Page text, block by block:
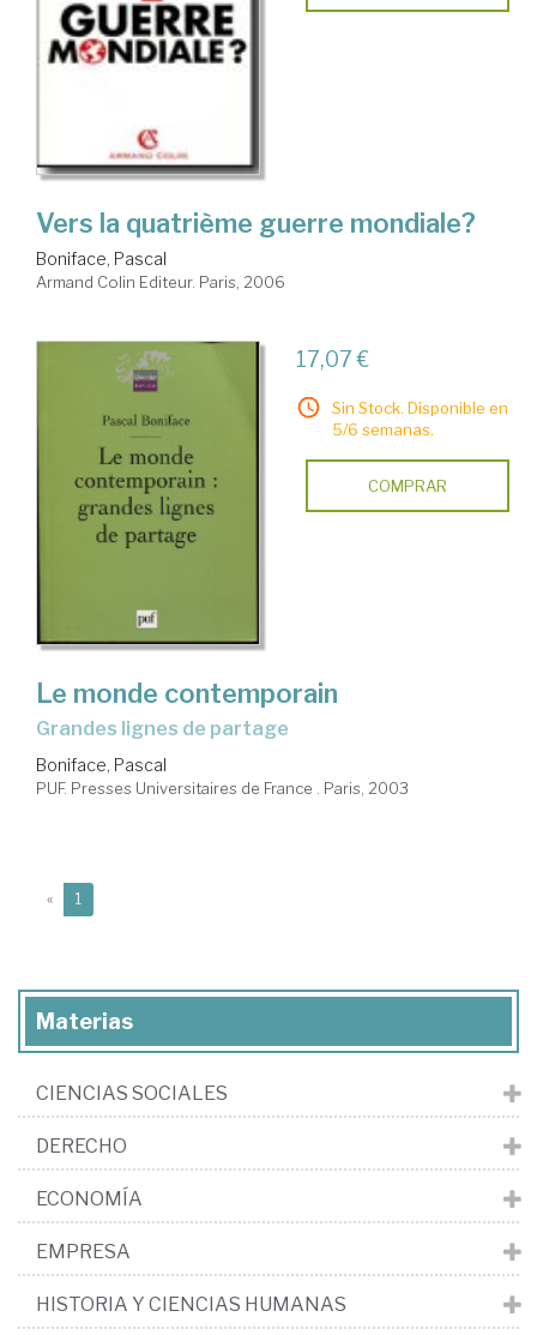
Vers la quatrième guerre mondiale?
Boniface, Pascal
Armand Colin Editeur. Paris, 2006
17,07 €
Sin Stock. Disponible en
5/6 semanas.
COMPRAR
Le monde contemporain
grandes lignes de partage
Boniface, Pascal
PUF. Presses Universitaires de France . Paris, 2003
« 1
Materias
CIENCIAS SOCIALES
DERECHO
ECONOMÍA
EMPRESA
HISTORIA Y CIENCIAS HUMANAS